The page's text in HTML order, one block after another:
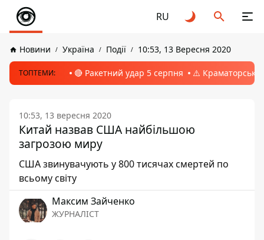
RU
Новини Україна Події 10:53, 13 Вересня 2020
ТОПТЕМИ: 🔴 Ракетний удар 5 серпня ⚠️ Краматорськ,
10:53, 13 вересня 2020
Китай назвав США найбільшою
загрозою миру
США звинувачують у 800 тисячах смертей по
всьому світу
Максим Зайченко
ЖУРНАЛІСТ